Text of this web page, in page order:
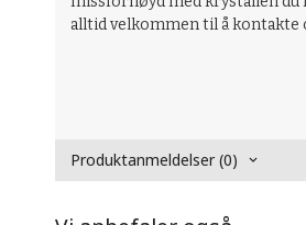
alltid velkommen til å kontakte
Produktanmeldelser (0)